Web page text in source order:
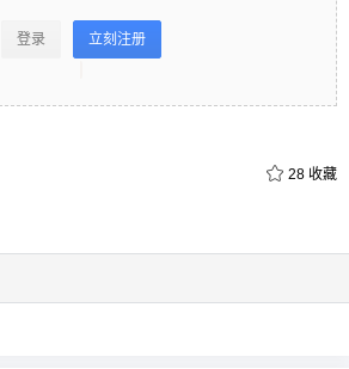
登录 立刻注册
28 收藏